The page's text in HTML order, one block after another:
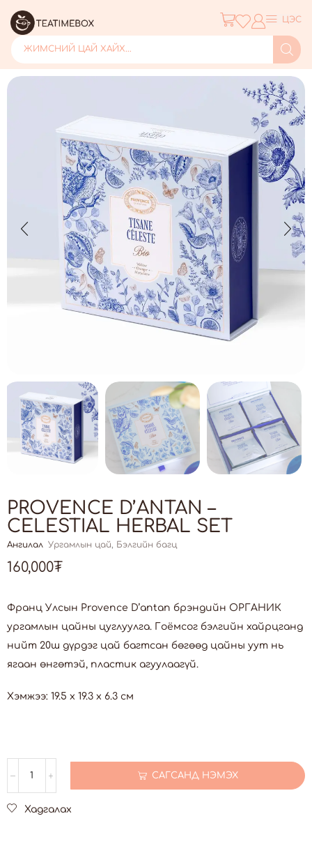
ЖИМСНИЙ ЦАЙ ХАЙХ...
ЦЭС
PROVENCE D’ANTAN –
CELESTIAL HERBAL SET
Ангилал Ургамлын цай, Бэлгийн багц
160,000₮
Франц Улсын Provence D’antan брэндийн ОРГАНИК
ургамлын цайны цуглуулга. Гоёмсог бэлгийн хайрцганд
нийт 20ш дүрдэг цай багтсан бөгөөд цайны уут нь
ягаан өнгөтэй, пластик агуулаагүй.
Хэмжээ: 19.5 x 19.3 x 6.3 см
САГСАНД НЭМЭХ
Хадгалах